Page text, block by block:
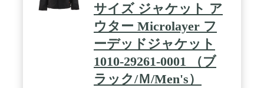
サイズ ジャケット ア
ウター Microlayer フ
ーデッドジャケット
1010-29261-0001 （ブ
ラック/Ｍ/Men's）